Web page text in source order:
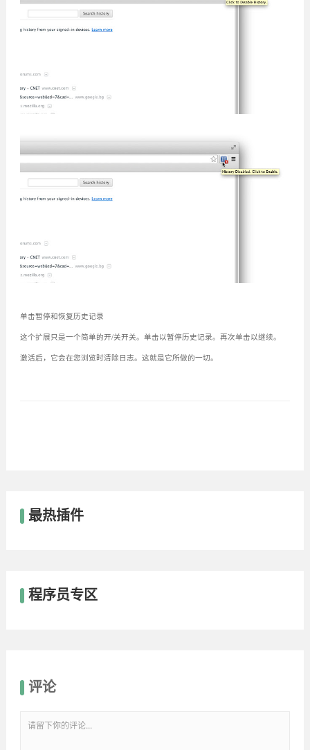
单击暂停和恢复历史记录
这个扩展只是一个简单的开/关开关。单击以暂停历史记录。再次单击以继续。
激活后，它会在您浏览时清除日志。这就是它所做的一切。
最热插件
程序员专区
评论